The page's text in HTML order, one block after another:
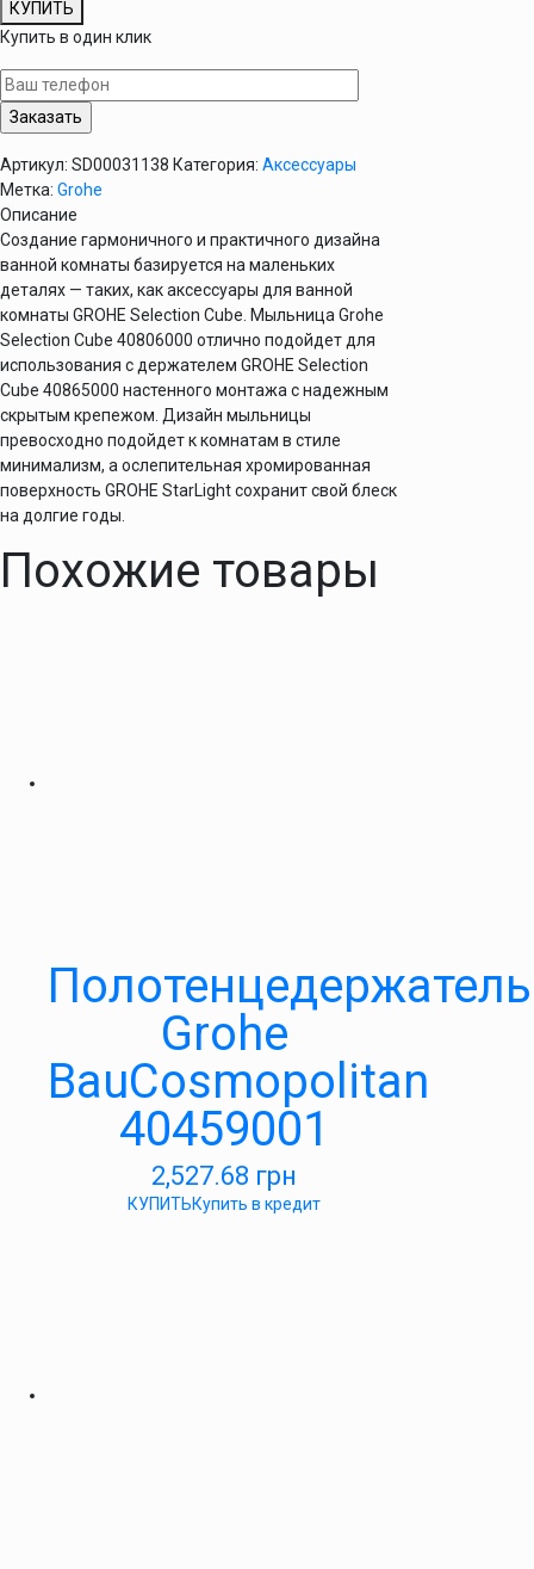
КУПИТЬ
Купить в один клик
Артикул: SD00031138 Категория: Аксессуары
Метка: Grohe
Описание
Создание гармоничного и практичного дизайна
ванной комнаты базируется на маленьких
деталях — таких, как аксессуары для ванной
комнаты GROHE Selection Cube. Мыльница Grohe
Selection Cube 40806000 отлично подойдет для
использования с держателем GROHE Selection
Cube 40865000 настенного монтажа с надежным
скрытым крепежом. Дизайн мыльницы
превосходно подойдет к комнатам в стиле
минимализм, а ослепительная хромированная
поверхность GROHE StarLight сохранит свой блеск
на долгие годы.
Похожие товары
Полотенцедержатель
Grohe
BauCosmopolitan
40459001
2,527.68 грн
КУПИТЬКупить в кредит